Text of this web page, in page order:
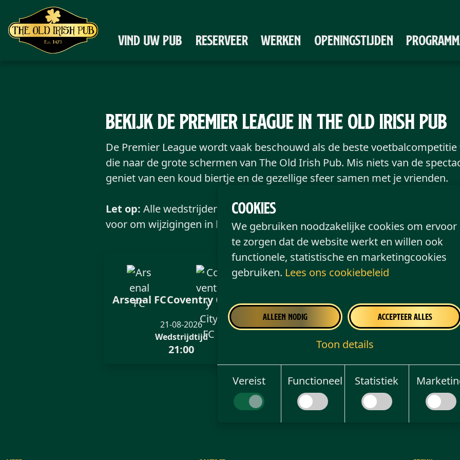
Ga naar de hoofdinhoud
Cookies
We gebruiken noodzakelijke cookies om ervoor
te zorgen dat de website werkt en willen ook
functionele, statistische en marketingcookies
gebruiken. Lees ons cookiebeleid
Alleen nodig Accepteer alles
Toon details
Vereist Functioneel Statistiek
VIND UW PUB RESERVEER WERKEN OPENINGSTIJDEN
Bekijk de Premier League in The Old Irish Pub
De Premier League wordt vaak beschouwd als de beste
die naar de grote schermen van The Old Irish Pub. Mis niets van de
geniet van een koud biertje en de gezellige sfeer samen met je vrienden.
Let op: Alle wedstrijden staan gepland om te worden uitgezonden, maar
voor om wijzigingen in het programma aan te brengen.
Arsenal FCCoventry City FC
21-08-2026
Wedstrijdtijd
21:00